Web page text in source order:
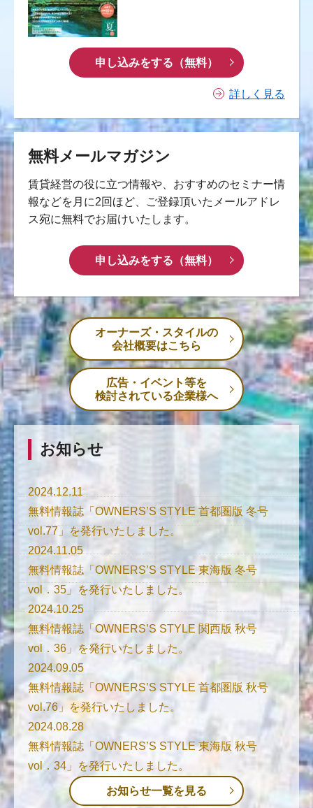
申し込みをする（無料）
詳しく見る
無料メールマガジン
賃貸経営の役に立つ情報や、おすすめのセミナー情
報などを月に2回ほど、ご登録頂いたメールアドレ
ス宛に無料でお届けいたします。
申し込みをする（無料）
オーナーズ・スタイルの
会社概要はこちら
広告・イベント等を
検討されている企業様へ
お知らせ
2024.12.11
無料情報誌「OWNERS’S STYLE 首都圏版 冬号
vol.77」を発行いたしました。
2024.11.05
無料情報誌「OWNERS’S STYLE 東海版 冬号
vol．35」を発行いたしました。
2024.10.25
無料情報誌「OWNERS’S STYLE 関西版 秋号
vol．36」を発行いたしました。
2024.09.05
無料情報誌「OWNERS’S STYLE 首都圏版 秋号
vol.76」を発行いたしました。
2024.08.28
無料情報誌「OWNERS’S STYLE 東海版 秋号
vol．34」を発行いたしました。
お知らせ一覧を見る